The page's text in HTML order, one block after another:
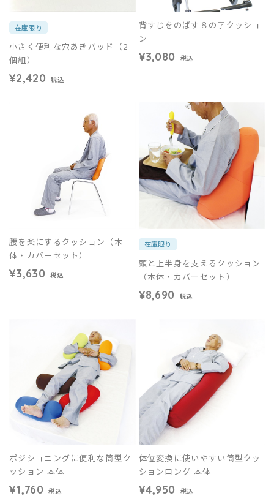
在庫限り
小さく便利な穴あきパッド（2
個組）
¥2,420 税込
背すじをのばす８の字クッショ
ン
¥3,080 税込
腰を楽にするクッション（本
体・カバーセット）
¥3,630 税込
在庫限り
頭と上半身を支えるクッション
（本体・カバーセット）
¥8,690 税込
ポジショニングに便利な筒型ク
ッション 本体
¥1,760 税込
体位変換に使いやすい筒型クッ
ションロング 本体
¥4,950 税込